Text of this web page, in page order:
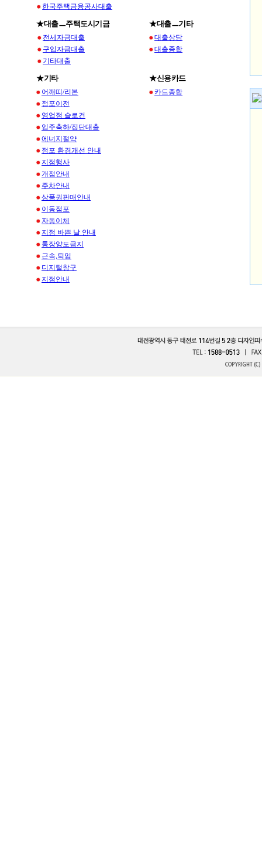
한국주택금융공사대출
★대출ㅡ주택도시기금
전세자금대출
구입자금대출
기타대출
★대출ㅡ기타
대출상담
대출종합
★기타
어깨띠/리본
점포이전
영업점 슬로건
입주축하/집단대출
에너지절약
점포 환경개선 안내
지점행사
개점안내
주차안내
상품권판매안내
이동점포
자동이체
지점 바쁜 날 안내
통장양도금지
근속,퇴임
디지털창구
지점안내
★신용카드
카드종합